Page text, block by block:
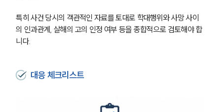
특히 사건 당시의 객관적인 자료를 토대로 학대행위와 사망 사이
의 인과관계, 살해의 고의 인정 여부 등을 종합적으로 검토해야 합
니다.
대응 체크리스트